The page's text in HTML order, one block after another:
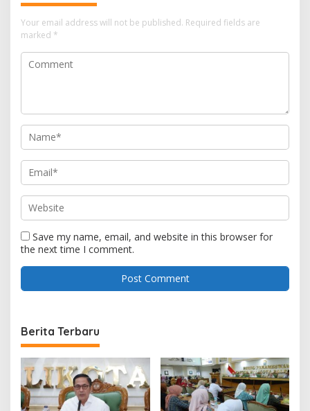
Your email address will not be published. Required fields are
marked *
Save my name, email, and website in this browser for
the next time I comment.
Berita Terbaru